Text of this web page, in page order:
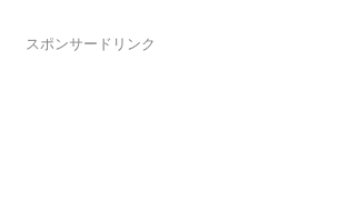
スポンサードリンク